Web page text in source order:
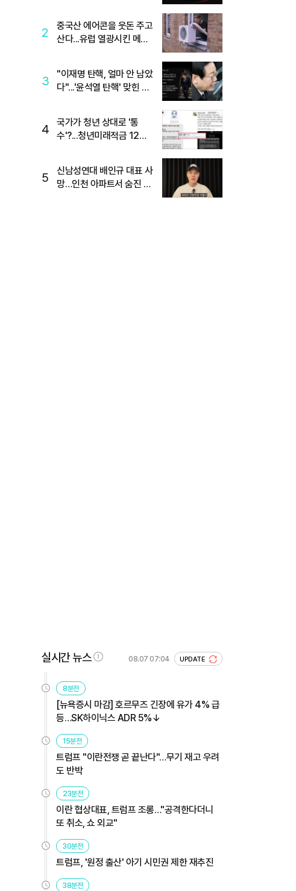
2
중국산 에어콘을 웃돈 주고
산다...유럽 열광시킨 메이
3
"이재명 탄핵, 얼마 안 남았
다"...'윤석열 탄핵' 맞힌 무
4
국가가 청년 상대로 '통
수'?...청년미래적금 12%
5
신남성연대 배인규 대표 사
망…인천 아파트서 숨진 채
실시간 뉴스 08.07 07:04 UPDATE
8분전
[뉴욕증시 마감] 호르무즈 긴장에 유가 4% 급
등…SK하이닉스 ADR 5%↓
15분전
트럼프 "이란전쟁 곧 끝난다"…무기 재고 우려
도 반박
23분전
이란 협상대표, 트럼프 조롱…"공격한다더니
또 취소, 쇼 외교"
30분전
트럼프, '원정 출산' 아기 시민권 제한 재추진
38분전